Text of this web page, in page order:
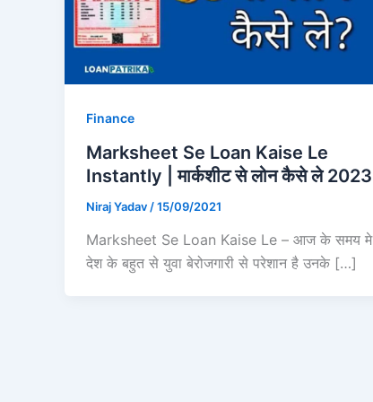
Finance
Marksheet Se Loan Kaise Le
Instantly | मार्कशीट से लोन कैसे ले 2023
Niraj Yadav /15/09/2021
Marksheet Se Loan Kaise Le – आज के समय मे
देश के बहुत से युवा बेरोजगारी से परेशान है उनके […]